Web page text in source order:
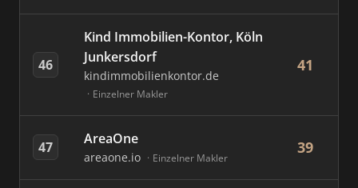
46
Kind Immobilien-Kontor, Köln
Junkersdorf
kindimmobilienkontor.de
Einzelner Makler
41
47 AreaOne
areaone.io Einzelner Makler
39